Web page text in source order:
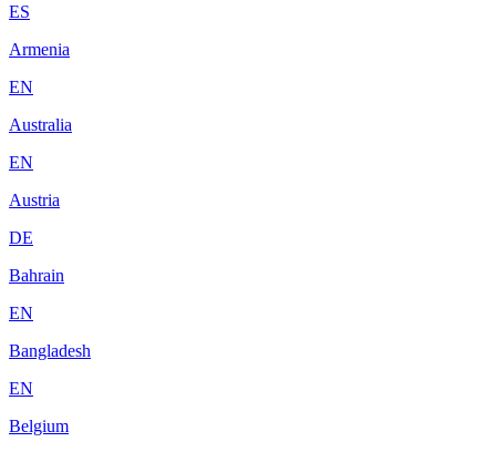
ES
Armenia
EN
Australia
EN
Austria
DE
Bahrain
EN
Bangladesh
EN
Belgium